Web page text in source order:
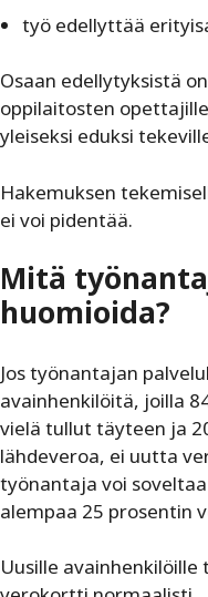
työ edellyttää
Osaan edellytyksistä
oppilaitosten
yleiseksi eduksi
Hakemuksen
ei voi pidentää.
Mitä
huomioida?
Jos työnantajan
avainhenkilöitä, joilla
vielä tullut täyteen ja
lähdeveroa, ei uutta
työnantaja voi
alempaa 25 prosentin
Uusille